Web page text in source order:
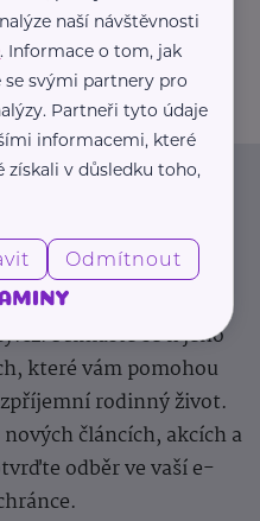
na každý den,
zkušeností. Takový je
Přihlaste se k jeho
které vám pomohou
rodinný život.
článcích, akcích a
odběr ve vaší e-
naší návštěvnosti
. Informace o tom, jak
se svými partnery pro
Partneři tyto údaje
informacemi, které
v důsledku toho,
Odmítnout